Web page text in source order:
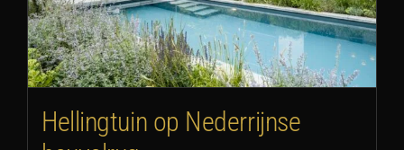
Hellingtuin op Nederrijnse